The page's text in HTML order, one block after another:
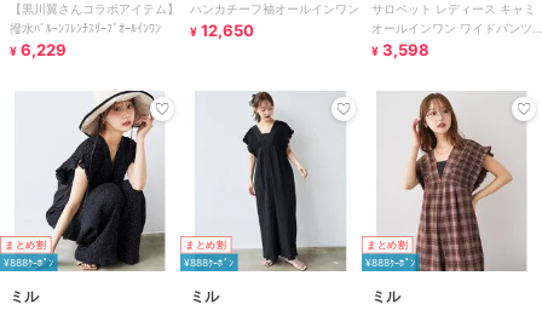
【黒川翼さんコラボアイテム】
撥水ﾊﾞﾙｰﾝﾌﾚﾝﾁｽﾘｰﾌﾞｵｰﾙｲﾝﾜﾝ
¥ 6,229
ハンカチーフ袖オールインワン
¥ 12,650
サロペット レディース キャミ
オールインワン ワイドパンツ
つなぎ 大人サロペット 黒
¥ 3,598
まとめ割
¥888ｸｰﾎﾟﾝ
ミル
まとめ割
¥888ｸｰﾎﾟﾝ
ミル
まとめ割
¥888ｸｰﾎﾟﾝ
ミル